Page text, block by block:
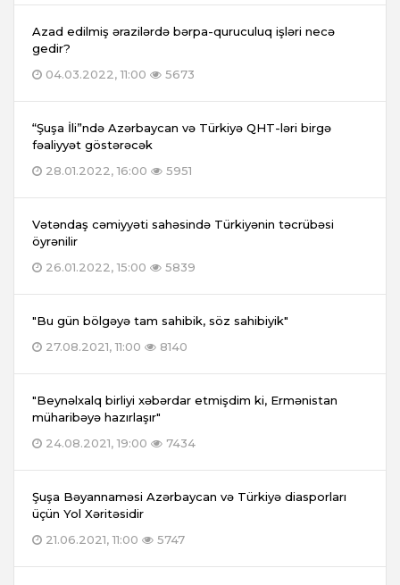
Azad edilmiş ərazilərdə bərpa-quruculuq işləri necə
gedir?
04.03.2022, 11:00
5673
“Şuşa İli”ndə Azərbaycan və Türkiyə QHT-ləri birgə
fəaliyyət göstərəcək
28.01.2022, 16:00
5951
Vətəndaş cəmiyyəti sahəsində Türkiyənin təcrübəsi
öyrənilir
26.01.2022, 15:00
5839
"Bu gün bölgəyə tam sahibik, söz sahibiyik"
27.08.2021, 11:00
8140
"Beynəlxalq birliyi xəbərdar etmişdim ki, Ermənistan
müharibəyə hazırlaşır"
24.08.2021, 19:00
7434
Şuşa Bəyannaməsi Azərbaycan və Türkiyə diasporları
üçün Yol Xəritəsidir
21.06.2021, 11:00
5747